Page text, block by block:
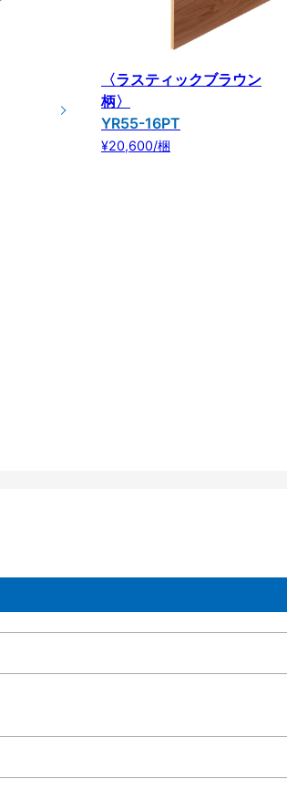
〈ラスティックブラウン
柄〉
YR55-16PT
¥20,600/梱